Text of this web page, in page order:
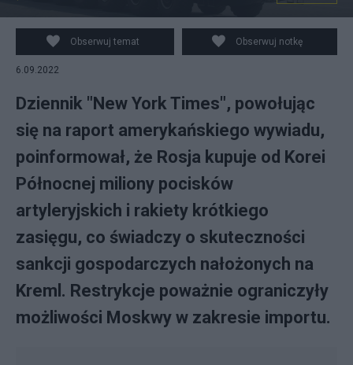
Rosja kupuje od Korei Północnej miliony pocisków
artyleryjskich i rakiety krótkiego zasięgu. Źródło:
csis.org
Obserwuj temat Obserwuj notkę
6.09.2022
Dziennik "New York Times", powołując
się na raport amerykańskiego wywiadu,
poinformował, że Rosja kupuje od Korei
Północnej miliony pocisków
artyleryjskich i rakiety krótkiego
zasięgu, co świadczy o skuteczności
sankcji gospodarczych nałożonych na
Kreml. Restrykcje poważnie ograniczyły
możliwości Moskwy w zakresie importu.